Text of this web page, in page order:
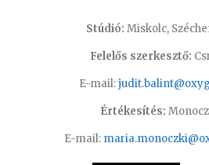
Stúdió: Miskolc,
Felelős szerkesztő:
E-mail:
Értékesítés:
E-mail: